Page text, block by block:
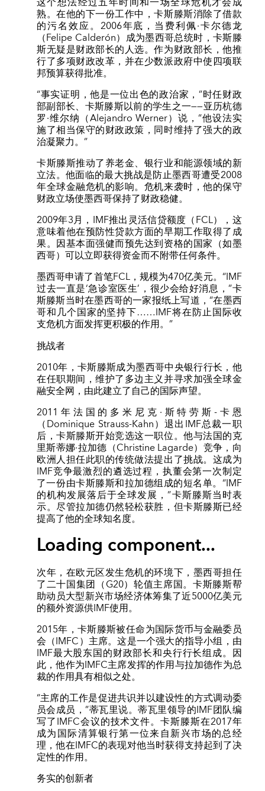
熟。在他的下一份工作中，卡斯滕斯消除了借款
的污名效应。2006年底，当费利佩·卡尔德龙
（Felipe Calderón）成为墨西哥总统时，卡斯滕
斯无疑是财政部长的人选。作为财政部长，他推
行了多项财政改革，并在少数派政府中使四项联
邦预算获得批准。
“事实证明，他是一位出色的政治家，”时任财政
部副部长、卡斯滕斯以前的学生之一——亚历杭德
罗·维尔纳（Alejandro Werner）说，“他设法实
施了相当保守的财政政策，同时维持了强大的政
治凝聚力。”
卡斯滕斯推动了养老金、银行业和能源领域的新
立法。他面临的最大挑战是防止墨西哥遭受2008
年全球金融危机的影响。危机来袭时，他的保守
财政立场使墨西哥保持了财政稳健。
2009年3月，IMF推出灵活信贷额度（FCL），这
意味着他在预防性贷款方面的早期工作取得了成
果。因基本面强健而预先达到资格的国家（如墨
西哥）可以立即获得资金而不附带任何条件。
墨西哥申请了首笔FCL，规模为470亿美元。“IMF
过去一直是‘急诊室医生’，很少会给好消息，”卡
斯滕斯当时在墨西哥的一家报纸上写道，“在墨西
哥和几个国家的坚持下……IMF将在防止国际收
支危机方面发挥更积极的作用。”
挑战者
2010年，卡斯滕斯成为墨西哥中央银行行长，他
在任职期间，维护了多边主义并寻求加强全球金
融安全网，由此建立了自己的国际声望。
2011年法国的多米尼克·斯特劳斯-卡恩
（Dominique Strauss-Kahn）退出IMF总裁一职
后，卡斯滕斯开始竞选这一职位。他与法国的克
里斯蒂娜·拉加德（Christine Lagarde）竞争，向
欧洲人担任此职的传统做法提出了挑战。这成为
IMF竞争最激烈的遴选过程，执董会第一次制定
了一份由卡斯滕斯和拉加德组成的短名单。“IMF
的机构发展落后于全球发展，”卡斯滕斯当时表
示。尽管拉加德仍然轻松获胜，但卡斯滕斯已经
提高了他的全球知名度。
Loading component...
次年，在欧元区发生危机的环境下，墨西哥担任
了二十国集团（G20）轮值主席国。卡斯滕斯帮
助动员大型新兴市场经济体筹集了近5000亿美元
的额外资源供IMF使用。
2015年，卡斯滕斯被任命为国际货币与金融委员
会（IMFC）主席。这是一个强大的指导小组，由
IMF最大股东国的财政部长和央行行长组成。因
此，他作为IMFC主席发挥的作用与拉加德作为总
裁的作用具有相似之处。
“主席的工作是促进共识并以建设性的方式调动委
员会成员，”蒂瓦里说。蒂瓦里领导的IMF团队编
写了IMFC会议的技术文件。卡斯滕斯在2017年
成为国际清算银行第一位来自新兴市场的总经
理，他在IMFC的表现对他当时获得支持起到了决
定性的作用。
务实的创新者